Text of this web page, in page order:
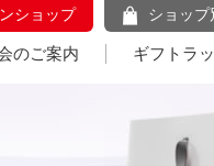
ショップ ショップ
のご案内 ギフトラ